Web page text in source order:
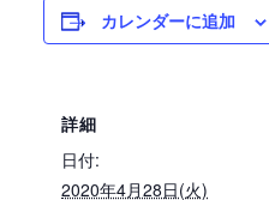
カレンダーに追加
詳細
日付:
2020年4月28日(火)